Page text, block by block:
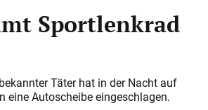
Sportlenkrad
Täter hat in der Nacht auf
eine Autoscheibe eingeschlagen.